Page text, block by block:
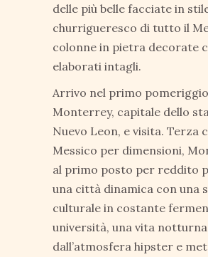
delle più belle facciate in
churrigueresco di tutto il
colonne in pietra decorate
elaborati intagli.
Arrivo nel primo
Monterrey, capitale dello
Nuevo Leon, e visita. Terza
Messico per dimensioni,
al primo posto per reddito
una città dinamica con una
culturale in costante
università, una vita notturna
dall’atmosfera hipster e